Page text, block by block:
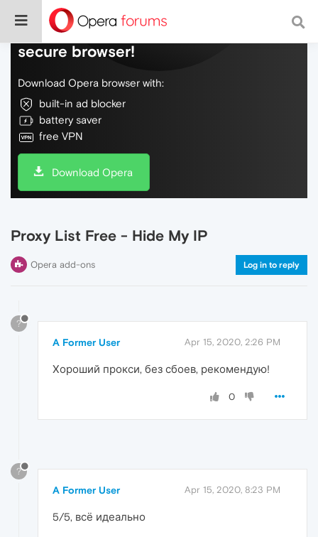
Do more on the web, with a fast and
secure browser!
Download Opera browser with:
built-in ad blocker
battery saver
free VPN
Download Opera
Proxy List Free - Hide My IP
Opera add-ons Log in to reply
?
A Former User Apr 15, 2020, 2:26 PM
Хороший прокси, без сбоев, рекомендую!
0
?
A Former User Apr 15, 2020, 8:23 PM
5/5, всё идеально